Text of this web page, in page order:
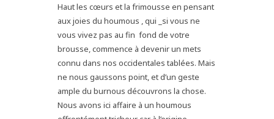
Haut les cœurs et la frimousse en pensant
aux joies du houmous , qui _si vous ne
vous vivez pas au fin fond de votre
brousse, commence à devenir un mets
connu dans nos occidentales tablées. Mais
ne nous gaussons point, et d’un geste
ample du burnous découvrons la chose.
Nous avons ici affaire à un houmous